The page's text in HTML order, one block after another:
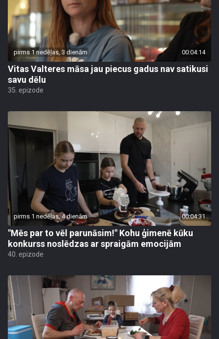
pirms 1 nedēļas, 3 dienām 00:04:14
Vitas Valteres māsa jau piecus gadus nav satikusi
savu dēlu
35. epizode
pirms 1 nedēļas, 4 dienām 00:04:31
"Mēs par to vēl parunāsim!" Kohu ģimenē kūku
konkurss noslēdzas ar spraigām emocijām
40. epizode